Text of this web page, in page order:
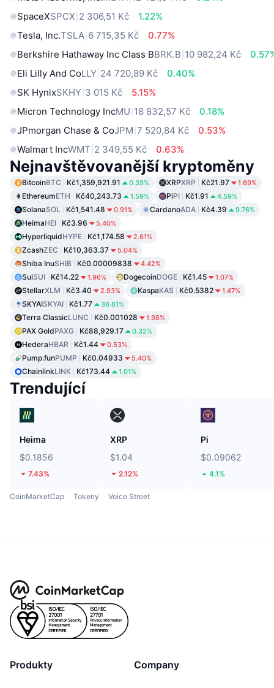
SpaceXSPCX 2 306,51 Kč
1.22%
Tesla, Inc.TSLA 6 715,35 Kč
0.77%
Berkshire Hathaway Inc Class BBRK.B 10 982,24 Kč
Eli Lilly And CoLLY 24 720,89 Kč
0.40%
SK HynixSKHY 3 015 Kč
5.15%
Micron Technology IncMU 18 832,57 Kč
0.18%
JPmorgan Chase & CoJPM 7 520,84 Kč
0.53%
Walmart IncWMT 2 349,55 Kč 0.63%
Nejnavštěvovanější kryptoměny
BitcoinBTC Kč1,359,921.91 0.39% XRPXRP Kč21.97 1.69%
EthereumETH Kč40,243.73 1.59% PiPI Kč1.91 4.59%
SolanaSOL Kč1,541.48 0.91% CardanoADA Kč4.39 9.76%
HeimaHEI Kč3.96 5.40%
HyperliquidHYPE Kč1,174.58 2.61%
ZcashZEC Kč10,363.37 5.04%
Shiba InuSHIB Kč0.00009838 4.42%
SuiSUI Kč14.22 1.96% DogecoinDOGE Kč1.45 1.07%
StellarXLM Kč3.40 2.93% KaspaKAS Kč0.5382 1.47%
SKYAISKYAI Kč1.77 36.61%
Terra ClassicLUNC Kč0.001028 1.98%
PAX GoldPAXG Kč88,929.17 0.32%
HederaHBAR Kč1.44 0.53%
Pump.funPUMP Kč0.04933 5.40%
ChainlinkLINK Kč173.44 1.01%
Trendující
Heima
$0.1856
7.43%
XRP
$1.04
2.12%
Pi
$0.09062
4.1%
CoinMarketCap Tokeny Voice Street
Produkty Company